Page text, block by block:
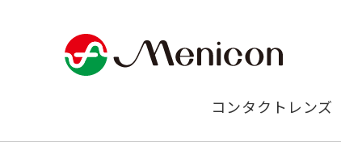
コンタクトレンズ